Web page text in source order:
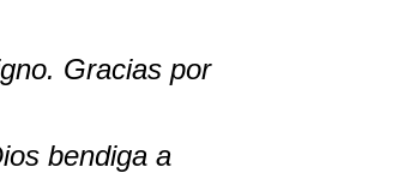
Gracias por
bendiga a